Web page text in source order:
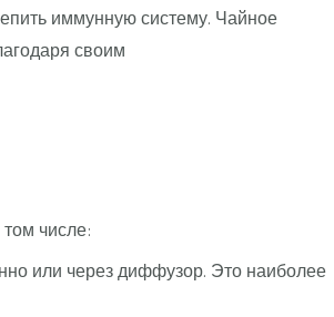
иммунную систему. Чайное
своим
числе:
или через диффузор. Это наиболее